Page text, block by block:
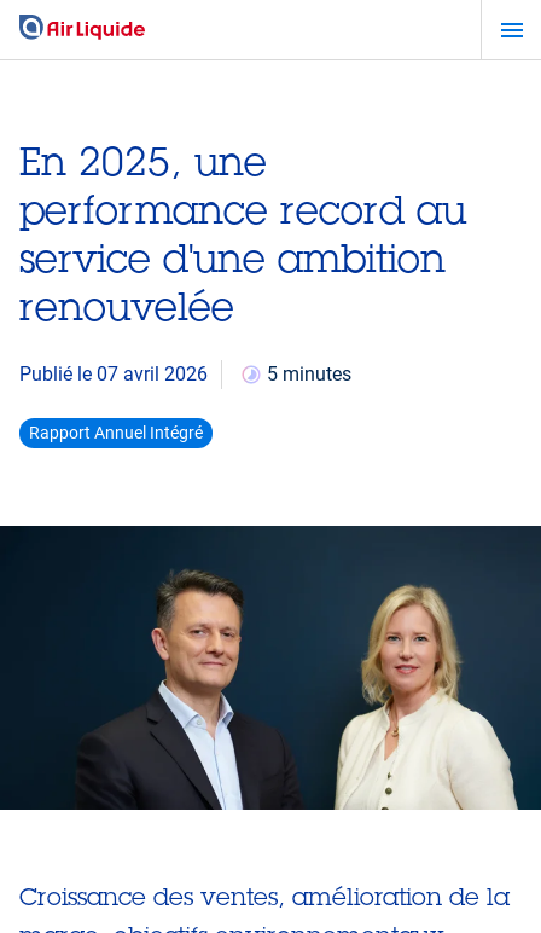
Aller
En 2025, une
performance record au
service d'une ambition
renouvelée
Publié le 07 avril 2026 5 minutes
Rapport Annuel Intégré
Croissance des ventes, amélioration de la